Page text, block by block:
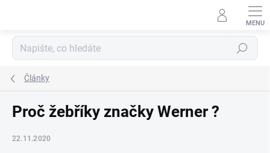
Hledat
Články
Proč žebříky značky Werner ?
22.11.2020